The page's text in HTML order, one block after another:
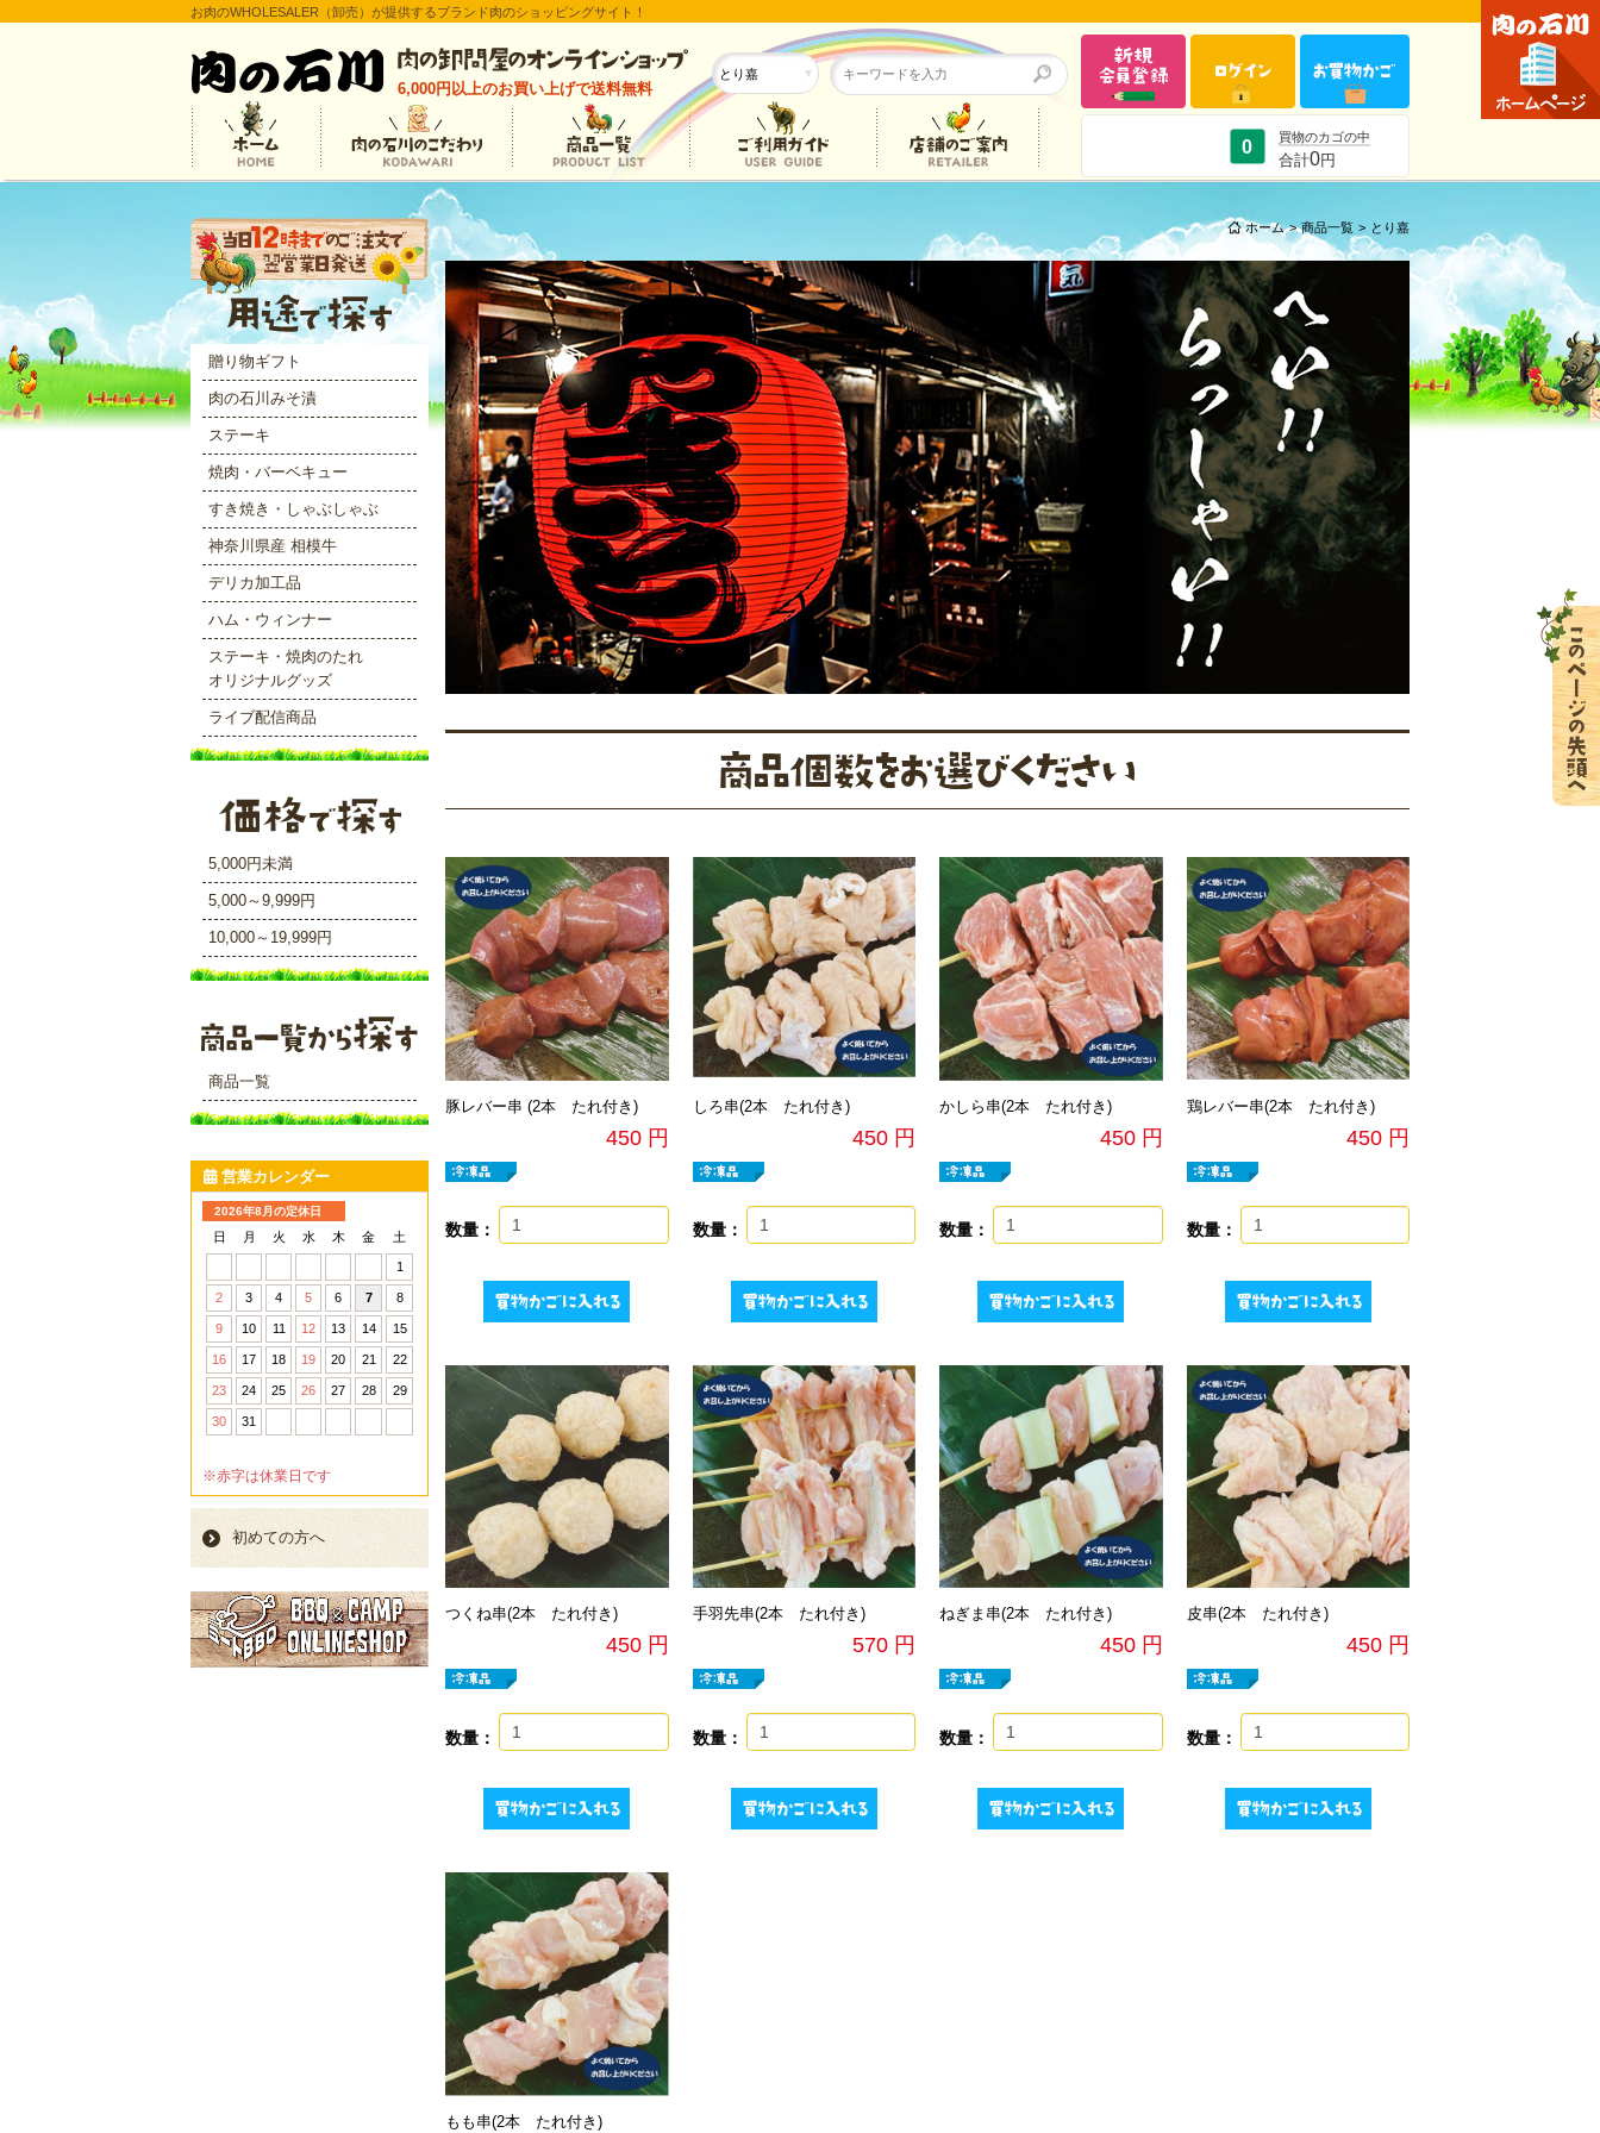
お肉のWHOLESALER（卸売）が提供するブランド肉のショッピングサイト！
0 買物のカゴの中
合計0円
6,000円以上のお買い上げで送料無料
ホーム > 商品一覧 > とり嘉
豚レバー串 (2本 たれ付き)
450 円
数量：
しろ串(2本 たれ付き)
450 円
数量：
かしら串(2本 たれ付き)
450 円
数量：
鶏レバー串(2本 たれ付き)
450 円
数量：
つくね串(2本 たれ付き)
450 円
数量：
手羽先串(2本 たれ付き)
570 円
数量：
ねぎま串(2本 たれ付き)
450 円
数量：
皮串(2本 たれ付き)
450 円
数量：
もも串(2本 たれ付き)
贈り物ギフト
肉の石川みそ漬
ステーキ
焼肉・バーベキュー
すき焼き・しゃぶしゃぶ
神奈川県産 相模牛
デリカ加工品
ハム・ウィンナー
ステーキ・焼肉のたれ
オリジナルグッズ
ライブ配信商品
5,000円未満
5,000～9,999円
10,000～19,999円
商品一覧
営業カレンダー
2026年8月の定休日
日 月 火 水 木 金 土
1
2 3 4 5 6 7 8
9 10 11 12 13 14 15
16 17 18 19 20 21 22
23 24 25 26 27 28 29
30 31
※赤字は休業日です
初めての方へ